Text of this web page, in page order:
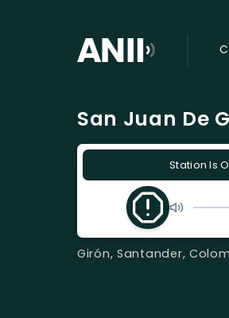
San Juan De
Station Is
Girón, Santander,